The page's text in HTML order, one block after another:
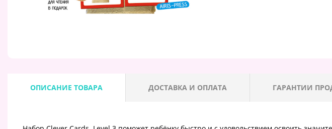
ОПИСАНИЕ ТОВАРА ДОСТАВКА И ОПЛАТА ГАРАНТИИ